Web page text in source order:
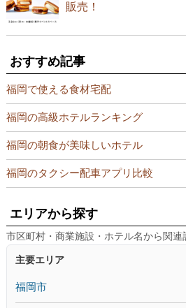
販売！
おすすめ記事
福岡で使える食材宅配
福岡の高級ホテルランキング
福岡の朝食が美味しいホテル
福岡のタクシー配車アプリ比較
エリアから探す
市区町村・商業施設・ホテル名から関連
主要エリア
福岡市